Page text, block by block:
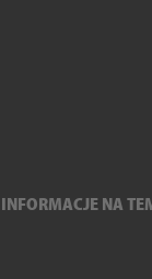
INFORMACJE NA